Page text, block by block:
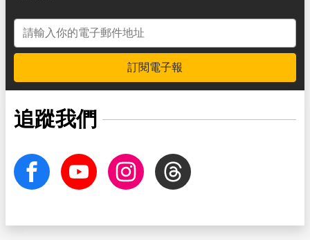
電子郵件地址
訂閱電子報
追蹤我們
facebook Youtube InstagramThreads